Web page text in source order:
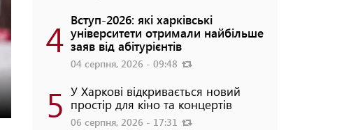
4 Вступ-2026: які харківські
університети отримали найбільше
заяв від абітурієнтів
04 серпня, 2026 - 09:48
5 У Харкові відкривається новий
простір для кіно та концертів
06 серпня, 2026 - 17:31